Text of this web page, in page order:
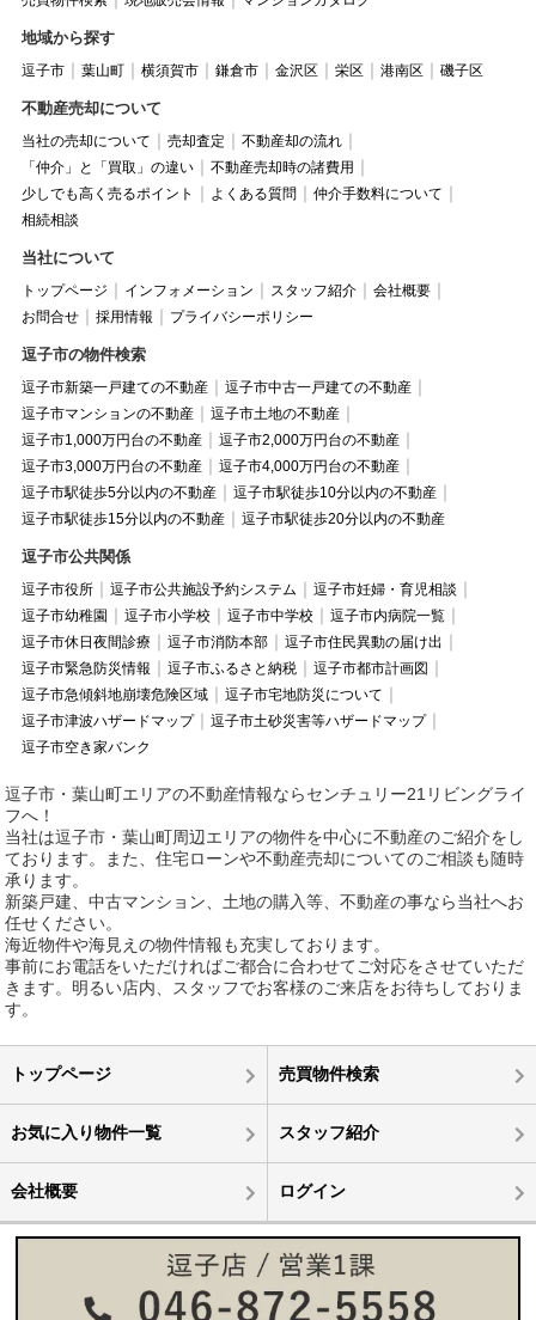
地域から探す
逗子市 葉山町 横須賀市 鎌倉市 金沢区 栄区 港南区 磯子区
不動産売却について
当社の売却について 売却査定
不動産却の流れ
「仲介」と「買取」の違い
不動産売却時の諸費用
少しでも高く売るポイント
よくある質問
仲介手数料について
相続相談
当社について
トップページ インフォメーション スタッフ紹介
会社概要
お問合せ
採用情報 プライバシーポリシー
逗子市の物件検索
逗子市新築一戸建ての不動産
逗子市中古一戸建ての不動産
逗子市マンションの不動産
逗子市土地の不動産
逗子市1,000万円台の不動産
逗子市2,000万円台の不動産
逗子市3,000万円台の不動産
逗子市4,000万円台の不動産
逗子市駅徒歩5分以内の不動産
逗子市駅徒歩10分以内の不動産
逗子市駅徒歩15分以内の不動産
逗子市駅徒歩20分以内の不動産
逗子市公共関係
逗子市役所 逗子市公共施設予約システム
逗子市妊婦・育児相談
逗子市幼稚園
逗子市小学校 逗子市中学校
逗子市内病院一覧
逗子市休日夜間診療
逗子市消防本部
逗子市住民異動の届け出
逗子市緊急防災情報
逗子市ふるさと納税
逗子市都市計画図
逗子市急傾斜地崩壊危険区域
逗子市宅地防災について
逗子市津波ハザードマップ
逗子市土砂災害等ハザードマップ
逗子市空き家バンク
逗子市・葉山町エリアの不動産情報ならセンチュリー21リビングライ
フへ！
当社は逗子市・葉山町周辺エリアの物件を中心に不動産のご紹介をし
ております。また、住宅ローンや不動産売却についてのご相談も随時
承ります。
新築戸建、中古マンション、土地の購入等、不動産の事なら当社へお
任せください。
海近物件や海見えの物件情報も充実しております。
事前にお電話をいただければご都合に合わせてご対応をさせていただ
きます。明るい店内、スタッフでお客様のご来店をお待ちしておりま
す。
トップページ 売買物件検索
お気に入り物件一覧 スタッフ紹介
会社概要 ログイン